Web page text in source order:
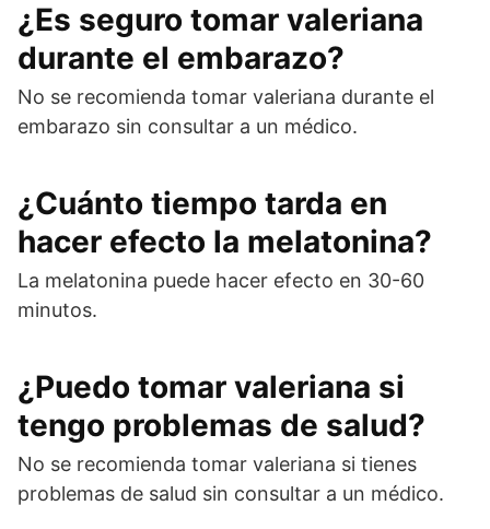
¿Es seguro tomar valeriana
durante el embarazo?
No se recomienda tomar valeriana durante el
embarazo sin consultar a un médico.
¿Cuánto tiempo tarda en
hacer efecto la melatonina?
La melatonina puede hacer efecto en 30-60
minutos.
¿Puedo tomar valeriana si
tengo problemas de salud?
No se recomienda tomar valeriana si tienes
problemas de salud sin consultar a un médico.